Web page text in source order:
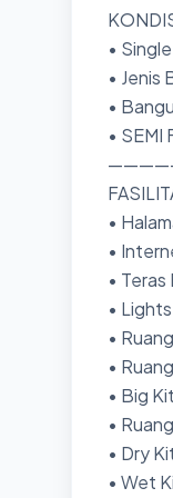
•
• Jenis
•
•
•
•
•
•
•
•
• Big
•
• Dry
• Wet